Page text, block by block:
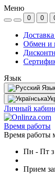
Меню
0 0
Обмен и
Язык
Личный
Время работы
Время работы
Пн - Пт з
Приeм